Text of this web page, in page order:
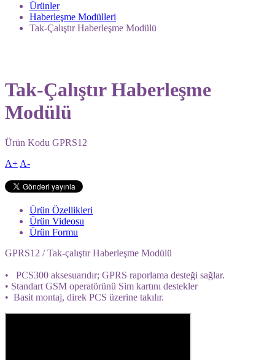
Ürünler
Haberleşme Modülleri
Tak-Çalıştır Haberleşme Modülü
Tak-Çalıştır Haberleşme
Modülü
Ürün Kodu GPRS12
A+ A-
Ürün Özellikleri
Ürün Videosu
Ürün Formu
GPRS12 / Tak-çalıştır Haberleşme Modülü
• PCS300 aksesuarıdır; GPRS raporlama desteği sağlar.
• Standart GSM operatörünü Sim kartını destekler
• Basit montaj, direk PCS üzerine takılır.